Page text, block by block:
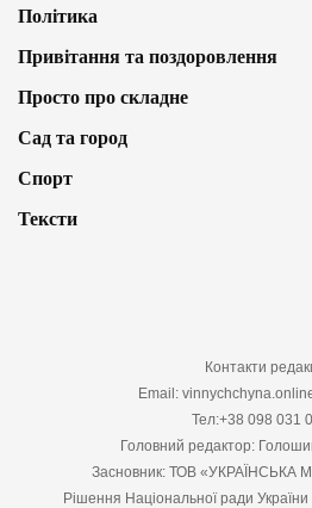
Політика
Привітання та поздоровлення
Просто про складне
Сад та город
Спорт
Тексти
Контакти
Email:
Тел:+38 098 031
Головний редактор:
Засновник: ТОВ «УКРАЇНСЬКА
Рішення Національної ради